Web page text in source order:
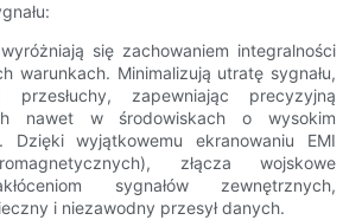
się zachowaniem integralności
warunkach. Minimalizują utratę sygnału,
przesłuchy, zapewniając precyzyjną
nawet w środowiskach o wysokim
Dzięki wyjątkowemu ekranowaniu EMI
złącza wojskowe
sygnałów zewnętrznych,
i niezawodny przesył danych.